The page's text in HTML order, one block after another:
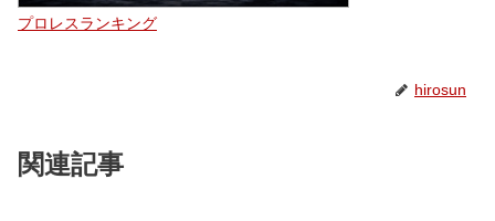
プロレスランキング
hirosun
関連記事